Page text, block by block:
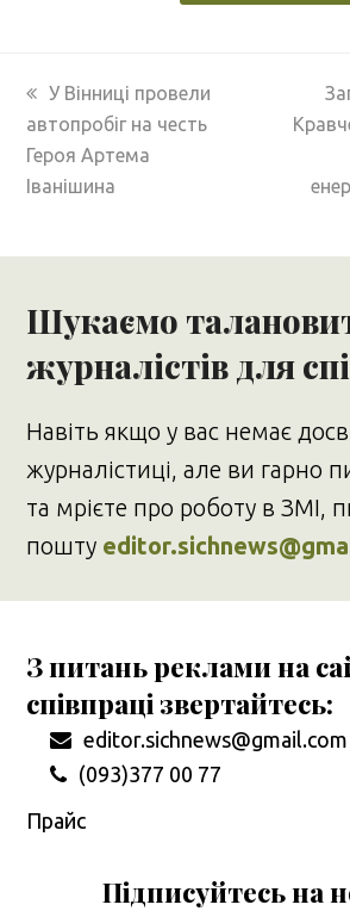
previous
post:
У Вінниці провели
автопробіг на честь
Героя Артема
Іванішина
Шукаємо
журналістів для
Навіть якщо у вас немає
журналістиці, але ви гарно
та мрієте про роботу в ЗМІ,
пошту
З питань реклами на
співпраці звертайтесь:
editor.sichnews@gmail.com
(093)377 00 77
Прайс
Підписуйтесь на